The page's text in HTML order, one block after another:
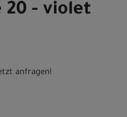
20 - violet
anfragen!